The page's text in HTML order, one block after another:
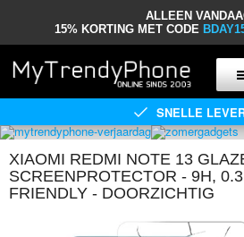
ALLEEN
15% KORTING MET CODE
SNELLE
XIAOMI REDMI NOTE 13
SCREENPROTECTOR - 9H,
FRIENDLY - DOORZICHTIG